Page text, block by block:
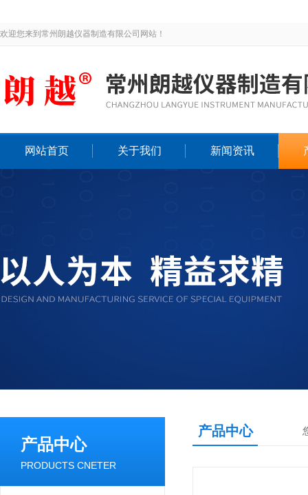
欢迎您来到常州朗越仪器制造有限公司网站！
网站首页 关于我们 新闻资讯
产品中心
PRODUCTS CNETER
产品中心